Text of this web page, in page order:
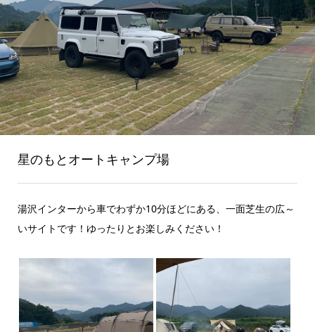
星のもとオートキャンプ場
湯沢インターから車でわずか10分ほどにある、一面芝生の広～
いサイトです！ゆったりとお楽しみください！